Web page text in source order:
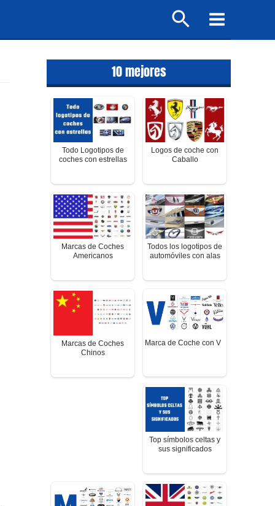
Buscar
Main
Menu
10 mejores
Todo Logotipos de
coches con estrellas
Logos de coche con
Caballo
Marcas de Coches
Americanos
Todos los logotipos de
automóviles con alas
Marcas de Coches
Chinos
Marca de Coche con V
Top símbolos celtas y
sus significados